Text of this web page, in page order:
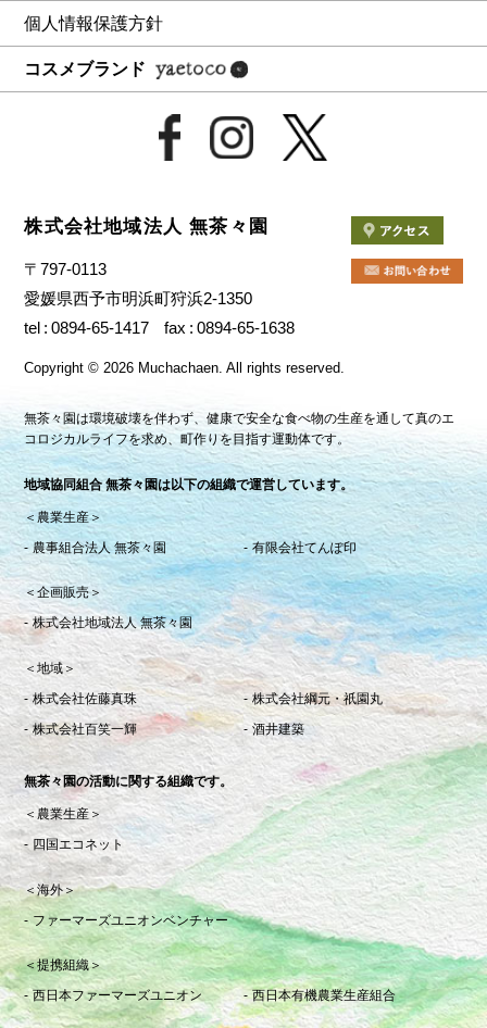
個人情報保護方針
コスメブランド
株式会社地域法人 無茶々園
〒797-0113
愛媛県西予市明浜町狩浜2-1350
tel
0894-65-1417 fax 0894-65-1638
Copyright© 2026 Muchachaen.All rights reserved.
無茶々園は環境破壊を伴わず、健康で安全な食べ物の生産を通して真のエ
コロジカルライフを求め、町作りを目指す運動体です。
地域協同組合 無茶々園は以下の組織で運営しています。
＜農業生産＞
農事組合法人 無茶々園
有限会社てんぽ印
＜企画販売＞
株式会社地域法人 無茶々園
＜地域＞
株式会社佐藤真珠
株式会社綱元・祇園丸
株式会社百笑一輝
酒井建築
無茶々園の活動に関する組織です。
＜農業生産＞
四国エコネット
＜海外＞
ファーマーズユニオンベンチャー
＜提携組織＞
西日本ファーマーズユニオン
西日本有機農業生産組合